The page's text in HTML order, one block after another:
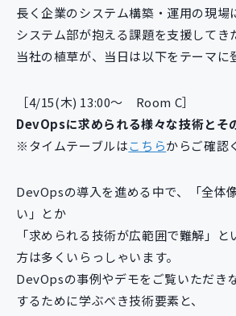
カスタマイズコース 教材購入
新規開発サービス
導入事例
ニュース
採用情報
Contact
長く企業のシステム構築・運用の現場
システム部が抱える課題を支援してき
当社の植草が、当日は以下をテーマに
［4/15(木) 13:00～ Room C］
DevOpsに求められる様々な技術とそ
※タイムテーブルはこちらからご確認
DevOpsの導入を進める中で、「全体
い」とか
「求められる技術が広範囲で難解」
方は多くいらっしゃいます。
DevOpsの事例やデモをご覧いただき
するために学ぶべき技術要素と、